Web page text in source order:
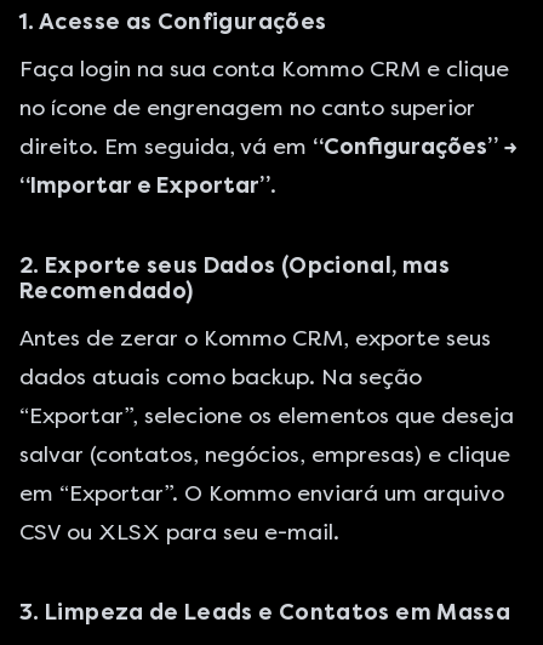
1. Acesse as Configurações
Faça login na sua conta Kommo CRM e clique
no ícone de engrenagem no canto superior
direito. Em seguida, vá em “Configurações” →
“Importar e Exportar”.
2. Exporte seus Dados (Opcional, mas
Recomendado)
Antes de zerar o Kommo CRM, exporte seus
dados atuais como backup. Na seção
“Exportar”, selecione os elementos que deseja
salvar (contatos, negócios, empresas) e clique
em “Exportar”. O Kommo enviará um arquivo
CSV ou XLSX para seu e-mail.
3. Limpeza de Leads e Contatos em Massa